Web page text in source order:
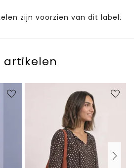
zijn voorzien van dit label.
artikelen